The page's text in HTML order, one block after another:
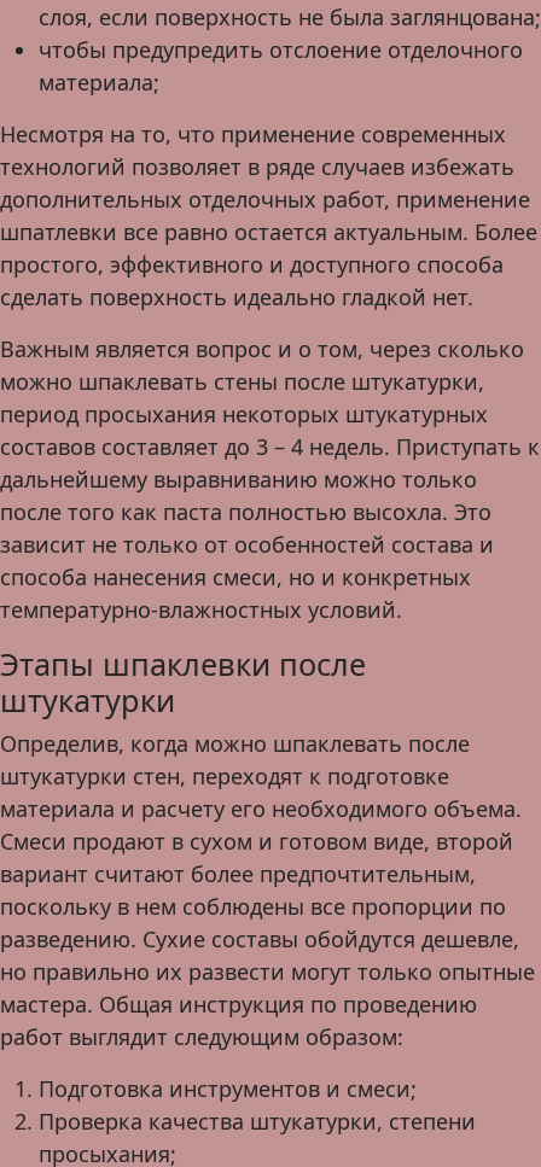
слоя, если поверхность не была заглянцована;
чтобы предупредить отслоение отделочного
материала;
Несмотря на то, что применение современных
технологий позволяет в ряде случаев избежать
дополнительных отделочных работ, применение
шпатлевки все равно остается актуальным. Более
простого, эффективного и доступного способа
сделать поверхность идеально гладкой нет.
Важным является вопрос и о том, через сколько
можно шпаклевать стены после штукатурки,
период просыхания некоторых штукатурных
составов составляет до 3 – 4 недель. Приступать к
дальнейшему выравниванию можно только
после того как паста полностью высохла. Это
зависит не только от особенностей состава и
способа нанесения смеси, но и конкретных
температурно-влажностных условий.
Этапы шпаклевки после
штукатурки
Определив, когда можно шпаклевать после
штукатурки стен, переходят к подготовке
материала и расчету его необходимого объема.
Смеси продают в сухом и готовом виде, второй
вариант считают более предпочтительным,
поскольку в нем соблюдены все пропорции по
разведению. Сухие составы обойдутся дешевле,
но правильно их развести могут только опытные
мастера. Общая инструкция по проведению
работ выглядит следующим образом:
Подготовка инструментов и смеси;
Проверка качества штукатурки, степени
просыхания;